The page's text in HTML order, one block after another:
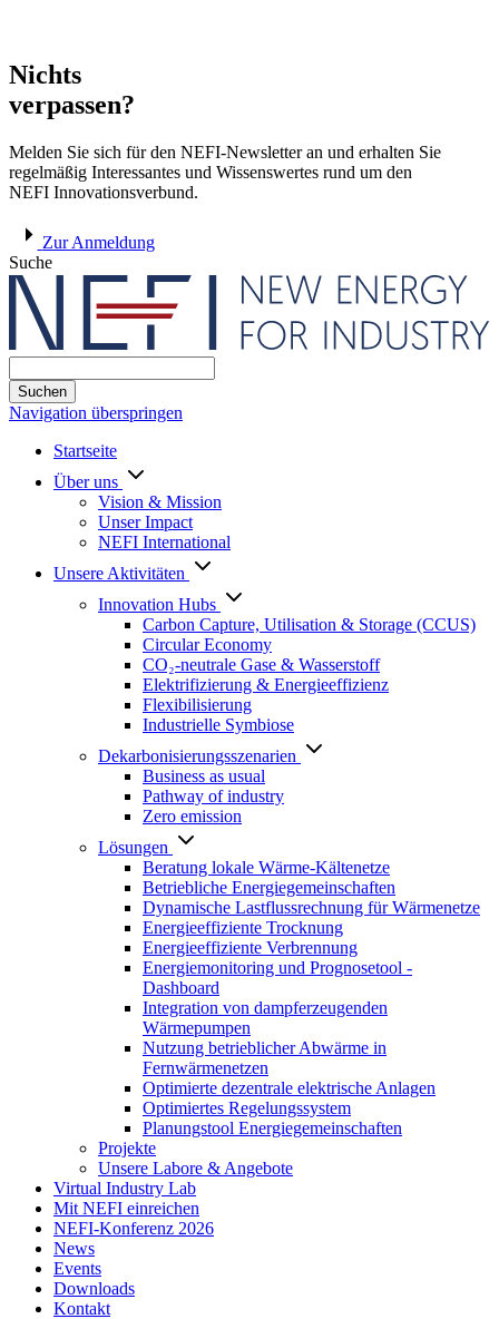
Nichts
verpassen?
Melden Sie sich für den NEFI-Newsletter an und erhalten Sie
regelmäßig Interessantes und Wissenswertes rund um den
NEFI Innovationsverbund.
Zur Anmeldung
Suche
Suchen
Navigation überspringen
Startseite
Über uns
Vision & Mission
Unser Impact
NEFI International
Unsere Aktivitäten
Innovation Hubs
Carbon Capture, Utilisation & Storage (CCUS)
Circular Economy
CO₂-neutrale Gase & Wasserstoff
Elektrifizierung & Energieeffizienz
Flexibilisierung
Industrielle Symbiose
Dekarbonisierungs­szenarien
Business as usual
Pathway of industry
Zero emission
Lösungen
Beratung lokale Wärme-Kältenetze
Betriebliche Energiegemeinschaften
Dynamische Lastflussrechnung für Wärmenetze
Energieeffiziente Trocknung
Energieeffiziente Verbrennung
Energiemonitoring und Prognosetool -
Dashboard
Integration von dampferzeugenden
Wärmepumpen
Nutzung betrieblicher Abwärme in
Fernwärmenetzen
Optimierte dezentrale elektrische Anlagen
Optimiertes Regelungssystem
Planungstool Energiegemeinschaften
Projekte
Unsere Labore & Angebote
Virtual Industry Lab
Mit NEFI einreichen
NEFI-Konferenz 2026
News
Events
Downloads
Kontakt